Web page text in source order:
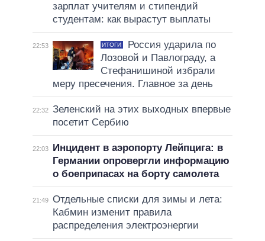
зарплат учителям и стипендий
студентам: как вырастут выплаты
22:53 ИТОГИ
Россия ударила по
Лозовой и Павлограду, а
Стефанишиной избрали
меру пресечения. Главное за день
22:32 Зеленский на этих выходных впервые
посетит Сербию
22:03
Инцидент в аэропорту Лейпцига: в
Германии опровергли информацию
о боеприпасах на борту самолета
21:49 Отдельные списки для зимы и лета:
Кабмин изменит правила
распределения электроэнергии